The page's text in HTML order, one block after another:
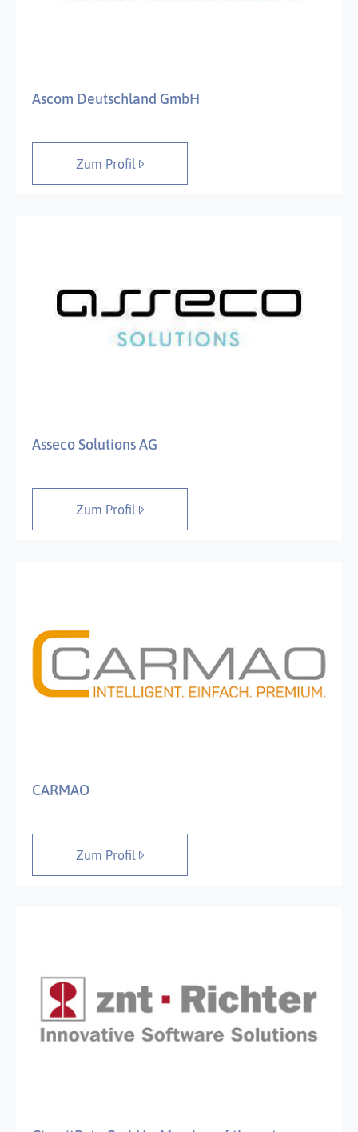
Ascom Deutschland GmbH
Zum Profil
Asseco Solutions AG
Zum Profil
CARMAO
Zum Profil